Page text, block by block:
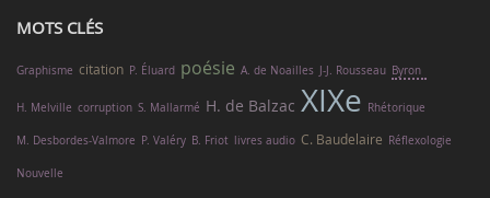
MOTS CLÉS
Graphisme citation P. Éluard poésie A. de Noailles J-J. Rousseau Byron
H. Melville corruption S. Mallarmé H. de Balzac XIXe Rhétorique
M. Desbordes-Valmore P. Valéry B. Friot livres audio C. Baudelaire Réflexologie
Nouvelle